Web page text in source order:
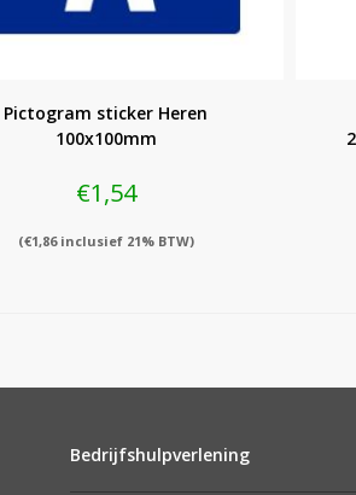
Pictogram sticker Heren
100x100mm
€1,54
(€1,86inclusief 21% BTW)
Bedrijfshulpverlening